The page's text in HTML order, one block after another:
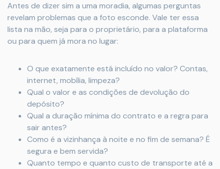
Antes de dizer sim a uma moradia, algumas perguntas
revelam problemas que a foto esconde. Vale ter essa
lista na mão, seja para o proprietário, para a plataforma
ou para quem já mora no lugar:
O que exatamente está incluído no valor? Contas,
internet, mobília, limpeza?
Qual o valor e as condições de devolução do
depósito?
Qual a duração mínima do contrato e a regra para
sair antes?
Como é a vizinhança à noite e no fim de semana? É
segura e bem servida?
Quanto tempo e quanto custo de transporte até a